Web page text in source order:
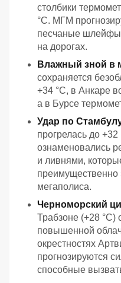
столбики
°C. МГМ
песчаные
на дорогах.
Влажный зной в
сохраняется
+34 °C, в Анкаре
а в Бурсе
Удар по
прогрелась до
ознаменовались
и ливнями,
мегаполиса.
Черноморский
Трабзоне (+28
повышенной
окрестностях
прогнозируются
способные